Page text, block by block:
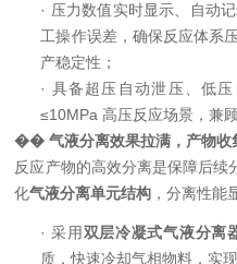
· 压力数值实时显示、自动
工操作误差，确保反应体系
产稳定性；
· 具备超压自动泄压、低
≤10MPa高压反应场景，兼
�� 气液分离效果拉满，产物收
反应产物的高效分离是保障后续
化气液分离单元结构 ，分离性能
·采用双层冷凝式气液分离
质，快速冷却气相物料，实